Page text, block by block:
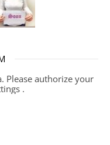
Please authorize your
.